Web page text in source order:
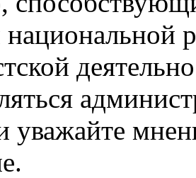
национальной
уважайте